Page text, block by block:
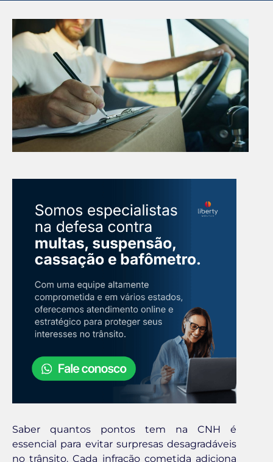
Saber quantos pontos tem na CNH é
essencial para evitar surpresas desagradáveis
no trânsito. Cada infração cometida adiciona